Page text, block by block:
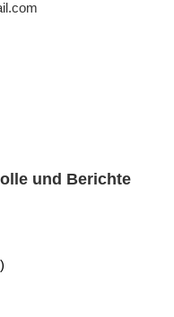
und Berichte